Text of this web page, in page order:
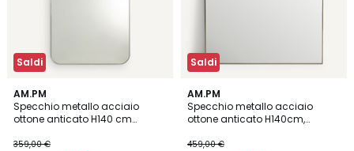
Saldi
AM.PM
Specchio metallo acciaio
ottone anticato H140 cm
359,00 €
4,3
/ 5
Saldi
AM.PM
Specchio metallo acciaio
ottone anticato H140cm,
459,00 €
5
/
5